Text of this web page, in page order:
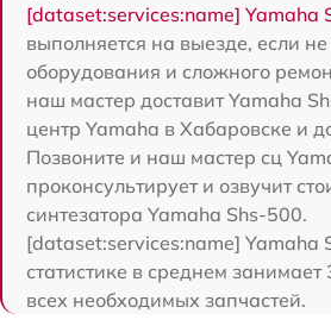
[dataset:services:name] Yamaha
выполняется на выезде, если
оборудования и сложного
наш мастер доставит Yamaha
центр Yamaha в Хабаровске и
Позвоните и наш мастер сц
проконсультирует и озвучит
синтезатора Yamaha Shs-500.
[dataset:services:name] Yamaha
статистике в среднем
всех необходимых запчастей.